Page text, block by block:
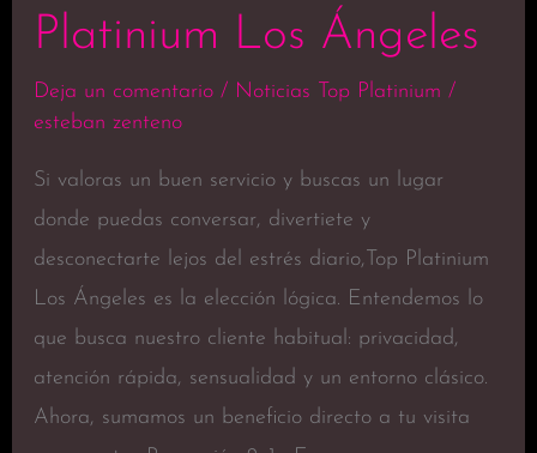
Platinium Los Ángeles
Deja un comentario / Noticias Top Platinium /
esteban zenteno
Si valoras un buen servicio y buscas un lugar
donde puedas conversar, divertiete y
desconectarte lejos del estrés diario,Top Platinium
Los Ángeles es la elección lógica. Entendemos lo
que busca nuestro cliente habitual: privacidad,
atención rápida, sensualidad y un entorno clásico.
Ahora, sumamos un beneficio directo a tu visita